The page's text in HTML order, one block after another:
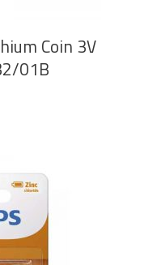
Coin 3V
01B